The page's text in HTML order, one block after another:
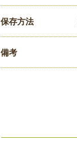
保存方法
備考